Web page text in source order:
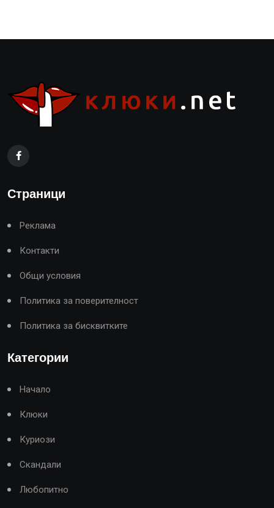
Страници
Реклама
Контакти
Общи условия
Политика за поверителност
Политика за бисквитките
Категории
Начало
Клюки
Куриози
Скандали
Любопитно